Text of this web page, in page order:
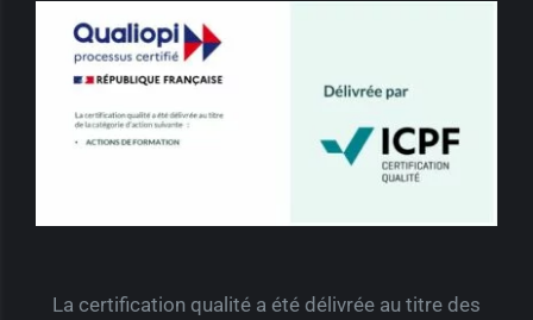
La certification qualité a été délivrée au titre des